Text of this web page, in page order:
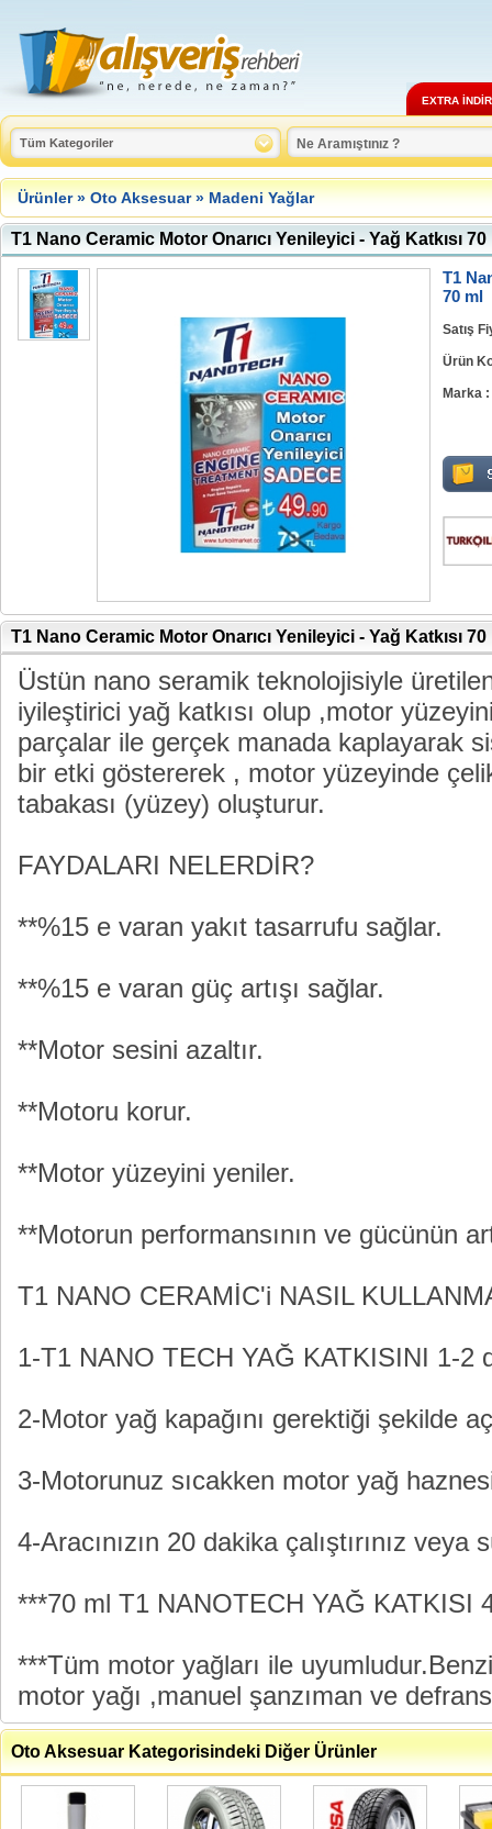
EXTRA
Ürünler»Oto Aksesuar»Madeni Yağlar
T1 Nano Ceramic Motor Onarıcı Yenileyici - Yağ Katkısı 70
T1
70 ml
Satış
Ürün
Marka
T1 Nano Ceramic Motor Onarıcı Yenileyici - Yağ Katkısı
Üstün nano seramik teknolojisiyle
iyileştirici yağ katkısı olup ,motor
parçalar ile gerçek manada kaplayarak
bir etki göstererek , motor yüzeyinde
tabakası (yüzey) oluşturur.
FAYDALARI NELERDİR?
**%15 e varan yakıt tasarrufu sağlar.
**%15 e varan güç artışı sağlar.
**Motor sesini azaltır.
**Motoru korur.
**Motor yüzeyini yeniler.
**Motorun performansının ve gücünün
T1 NANO CERAMİC'i NASIL
1-T1 NANO TECH YAĞ KATKISINI 1-2
2-Motor yağ kapağını gerektiği şekilde
3-Motorunuz sıcakken motor yağ
4-Aracınızın 20 dakika çalıştırınız veya
***70 ml T1 NANOTECH YAĞ KATKISI
***Tüm motor yağları ile
motor yağı ,manuel şanzıman ve
Oto Aksesuar Kategorisindeki Diğer Ürünler